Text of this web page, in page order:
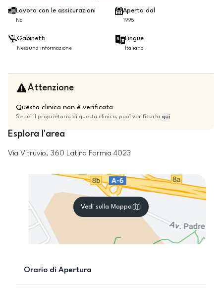
Lavora con le assicurazioni
No
Aperta dal
1995
Gabinetti
Nessuna informazione
Lingue
Italiano
Attenzione
Questa clinica non è verificata
Se sei il proprietario di questa clinica, puoi verificarla qui
Esplora l'area
Via Vitruvio, 360 Latina Formia 4023
Vedi sulla Mappa
Orario di Apertura